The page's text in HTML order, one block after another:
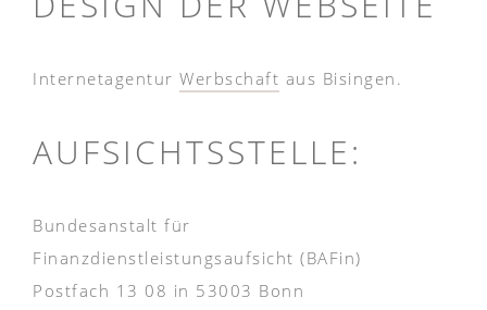
Internetagentur Werbschaft aus Bisingen.
AUFSICHTSSTELLE:
Bundesanstalt für
Finanzdienstleistungsaufsicht (BAFin)
Postfach 13 08 in 53003 Bonn